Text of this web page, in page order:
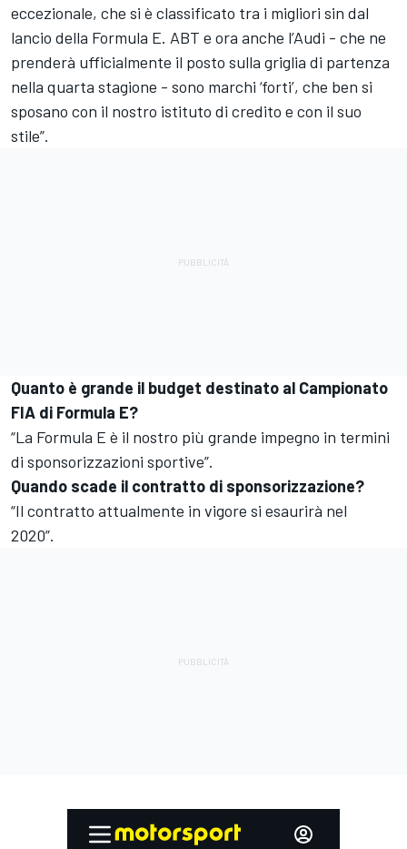
eccezionale, che si è classificato tra i migliori sin dal
lancio della Formula E. ABT e ora anche l’Audi - che ne
prenderà ufficialmente il posto sulla griglia di partenza
nella quarta stagione - sono marchi ‘forti’, che ben si
sposano con il nostro istituto di credito e con il suo
stile”.
Quanto è grande il budget destinato al Campionato
FIA di Formula E?
“La Formula E è il nostro più grande impegno in termini
di sponsorizzazioni sportive”.
Quando scade il contratto di sponsorizzazione?
“Il contratto attualmente in vigore si esaurirà nel
2020”.